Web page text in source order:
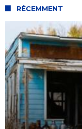
RÉCEMMENT